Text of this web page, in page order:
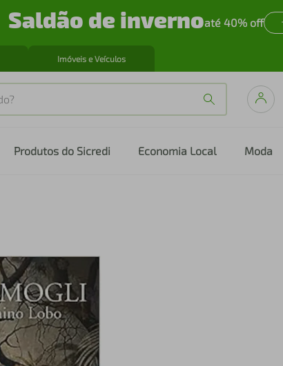
Saldão de invernoaté 40% off
Imóveis e Veículos
Produtos do Sicredi Economia Local Moda